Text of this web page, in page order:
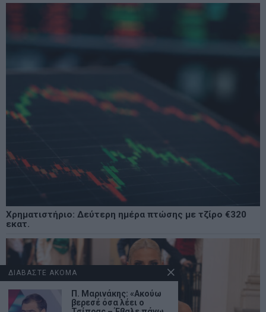
Χρηματιστήριο: Δεύτερη ημέρα πτώσης με τζίρο €320
εκατ.
ΔΙΑΒΑΣΤΕ ΑΚΟΜΑ
Π. Μαρινάκης: «Ακούω
βερεσέ όσα λέει ο